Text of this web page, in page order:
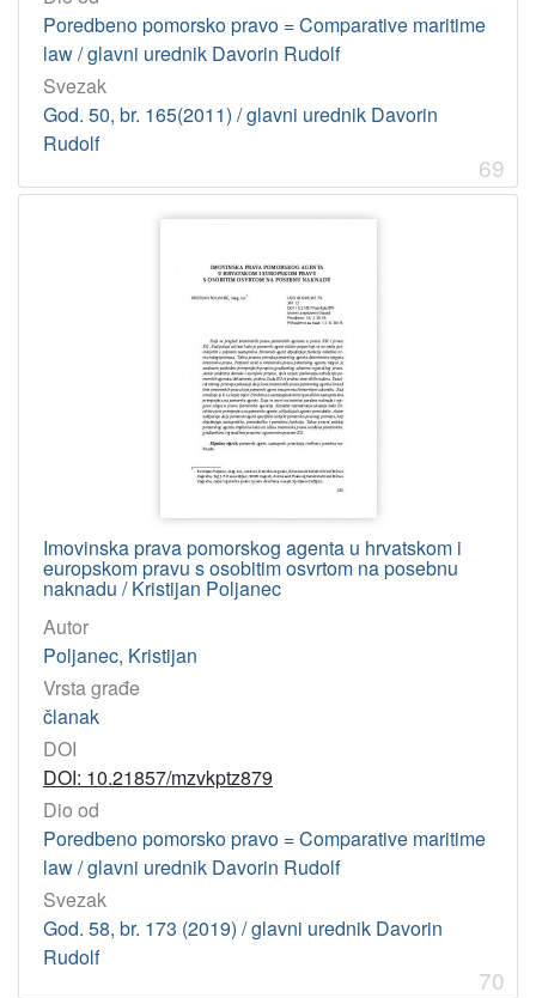
Poredbeno pomorsko pravo = Comparative maritime
law / glavni urednik Davorin Rudolf
Svezak
God. 50, br. 165(2011) / glavni urednik Davorin
Rudolf
69
Imovinska prava pomorskog agenta u hrvatskom i
europskom pravu s osobitim osvrtom na posebnu
naknadu / Kristijan Poljanec
Autor
Poljanec, Kristijan
Vrsta građe
članak
DOI
DOI: 10.21857/mzvkptz879
Dio od
Poredbeno pomorsko pravo = Comparative maritime
law / glavni urednik Davorin Rudolf
Svezak
God. 58, br. 173 (2019) / glavni urednik Davorin
Rudolf
70